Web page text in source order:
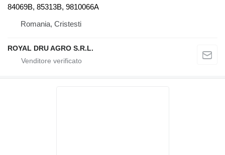
84069B, 85313B, 9810066A
Romania, Cristesti
ROYAL DRU AGRO S.R.L.